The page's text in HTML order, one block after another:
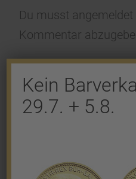
Du musst angemeldet
Kommentar
Kein
29.7. + 5.8.